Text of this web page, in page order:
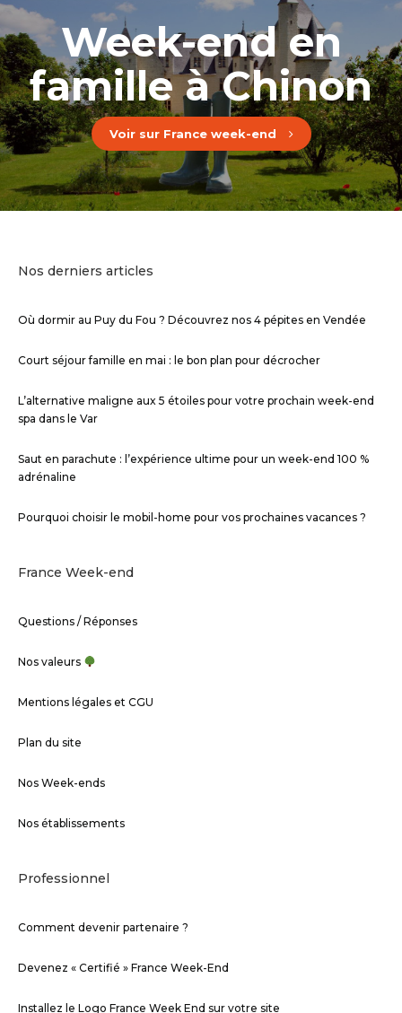
Week-end en
famille à Chinon
Voir sur France week-end
Nos derniers articles
Où dormir au Puy du Fou ? Découvrez nos 4 pépites en Vendée
Court séjour famille en mai : le bon plan pour décrocher
L’alternative maligne aux 5 étoiles pour votre prochain week-end
spa dans le Var
Saut en parachute : l’expérience ultime pour un week-end 100 %
adrénaline
Pourquoi choisir le mobil-home pour vos prochaines vacances ?
France Week-end
Questions / Réponses
Nos valeurs
Mentions légales et CGU
Plan du site
Nos Week-ends
Nos établissements
Professionnel
Comment devenir partenaire ?
Devenez « Certifié » France Week-End
Installez le Logo France Week End sur votre site